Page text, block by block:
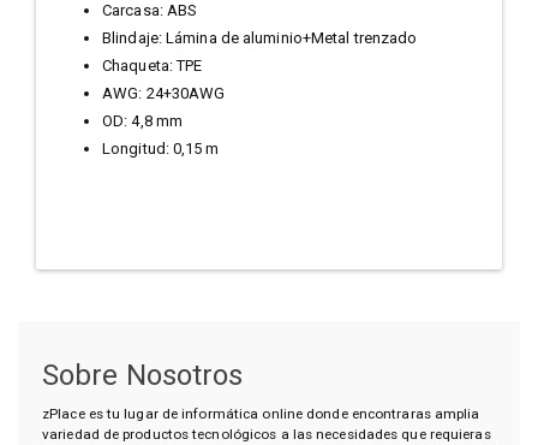
Carcasa: ABS
Blindaje: Lámina de aluminio+Metal trenzado
Chaqueta: TPE
AWG: 24+30AWG
OD: 4,8 mm
Longitud: 0,15 m
Sobre Nosotros
zPlace es tu lugar de informática online donde encontraras amplia
variedad de productos tecnológicos a las necesidades que requieras